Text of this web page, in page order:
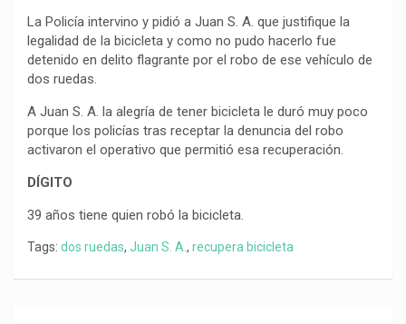
La Policía intervino y pidió a Juan S. A. que justifique la
legalidad de la bicicleta y como no pudo hacerlo fue
detenido en delito flagrante por el robo de ese vehículo de
dos ruedas.
A Juan S. A. la alegría de tener bicicleta le duró muy poco
porque los policías tras receptar la denuncia del robo
activaron el operativo que permitió esa recuperación.
DÍGITO
39 años tiene quien robó la bicicleta.
Tags: dos ruedas, Juan S. A. , recupera bicicleta